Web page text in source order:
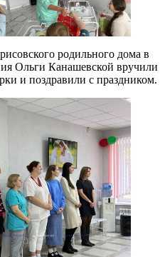
родильного дома в
Ольги Канашевской вручили
и поздравили с праздником.